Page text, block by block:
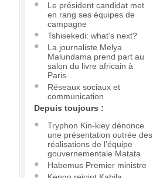
Le président candidat met
en rang ses équipes de
campagne
Tshisekedi: what’s next?
La journaliste Melya
Malundama prend part au
salon du livre africain à
Paris
Réseaux sociaux et
communication
Depuis toujours :
Tryphon Kin-kiey dénonce
une présentation outrée des
réalisations de l’équipe
gouvernementale Matata
Habemus Premier ministre